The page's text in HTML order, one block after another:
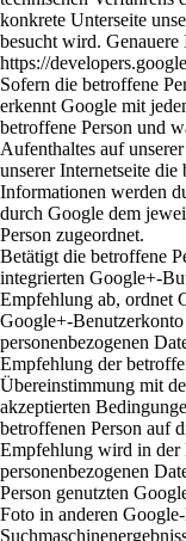
konkrete Unterseite
besucht wird.
https://
Sofern die betroffene
erkennt Google mit
betroffene Person und
Aufenthaltes auf
unserer Internetseite
Informationen werden
durch Google dem
Person zugeordnet.
Betätigt die betroffene
integrierten Google+-
Empfehlung ab, ordnet
Google+-Benutzerkonto
personenbezogenen
Empfehlung der
Übereinstimmung mit
akzeptierten
betroffenen Person auf
Empfehlung wird in der
personenbezogenen
Person genutzten
Foto in anderen